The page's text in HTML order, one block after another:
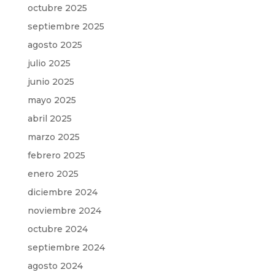
octubre 2025
septiembre 2025
agosto 2025
julio 2025
junio 2025
mayo 2025
abril 2025
marzo 2025
febrero 2025
enero 2025
diciembre 2024
noviembre 2024
octubre 2024
septiembre 2024
agosto 2024